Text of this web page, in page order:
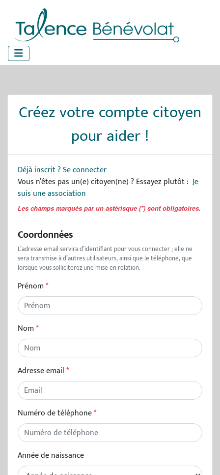
Créez votre compte citoyen
pour aider !
Déjà inscrit ?Se connecter
Vous n’êtes pas un(e) citoyen(ne) ? Essayez plutôt : Je
suis une association
Les champs marqués par un astérisque (*) sont obligatoires.
Coordonnées
L’adresse email servira d’identifiant pour vous connecter ; elle ne
sera transmise à d’autres utilisateurs, ainsi que le téléphone, que
lorsque vous solliciterez une mise en relation.
Prénom
Nom
Adresse email
Numéro de téléphone
Année de naissance
Panneau de gestion des cookies